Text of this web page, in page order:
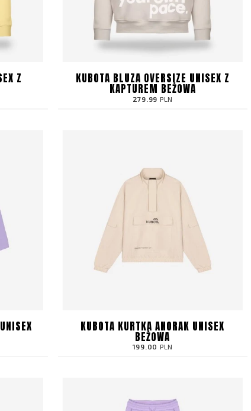
Z KUBOTA BLUZA OVERSIZE UNISEX Z
KAPTUREM BEŻOWA
279.99 PLN
KUBOTA KURTKA ANORAK UNISEX
BEŻOWA
199.00 PLN